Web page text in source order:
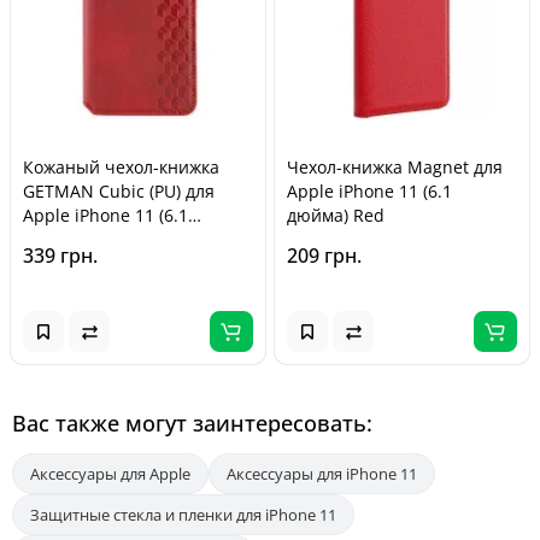
Кожаный чехол-книжка
GETMAN Cubic (PU) для
Apple iPhone 11 (6.1
339 грн.
Чехол-книжка Magnet для
Apple iPhone 11 (6.1
дюйма) Red
209 грн.
Вас также могут заинтересовать:
Аксессуары для Apple
Аксессуары для iPhone 11
Защитные стекла и пленки для iPhone 11